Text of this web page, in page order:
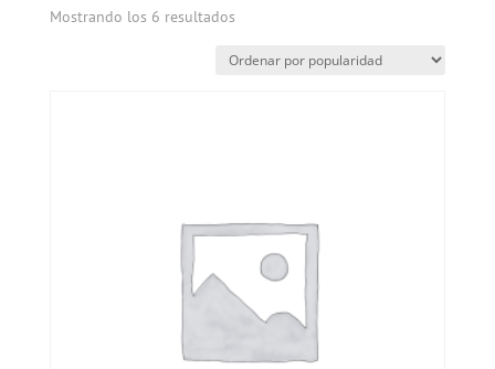
Mostrando los 6 resultados